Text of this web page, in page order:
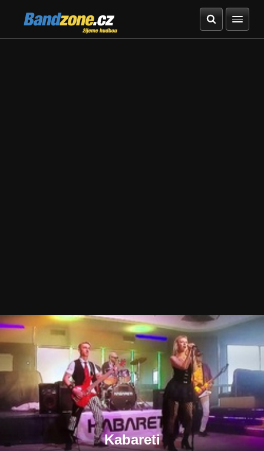
Bandzone.cz
žijeme hudbou
Kabareti